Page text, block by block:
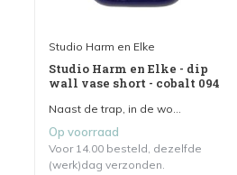
Studio Harm en Elke
Studio Harm en Elke - dip
wall vase short - cobalt 094
Naast de trap, in de wo...
Op voorraad
Voor 14.00 besteld, dezelfde
(werk)dag verzonden.